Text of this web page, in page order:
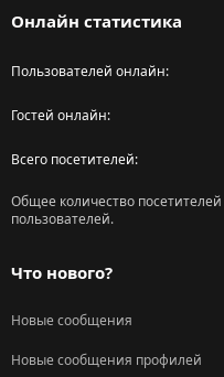
Онлайн статистика
Пользователей онлайн
Гостей онлайн
Всего посетителей
Общее количество
пользователей.
Что нового?
Новые сообщения
Новые сообщения профилей